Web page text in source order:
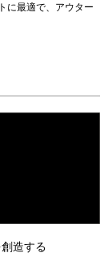
に最適で、アウター
造する